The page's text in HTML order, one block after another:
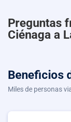
Preguntas
Ciénaga a
Beneficios
Miles de personas